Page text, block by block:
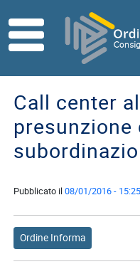
HOME
Direttivo
Consiglio
di
Contatti
Commissioni
Referenti
ISCRITTI
Call center
presunzione
Pubblicato il08/01/2016 - 15:25
Ordine Informa